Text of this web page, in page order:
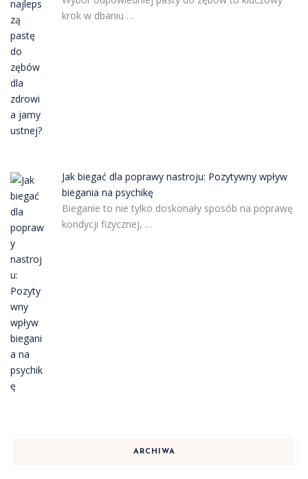
krok w dbaniu …
Jak biegać dla poprawy nastroju: Pozytywny wpływ
biegania na psychikę
Bieganie to nie tylko doskonały sposób na poprawę
kondycji fizycznej, …
ARCHIWA